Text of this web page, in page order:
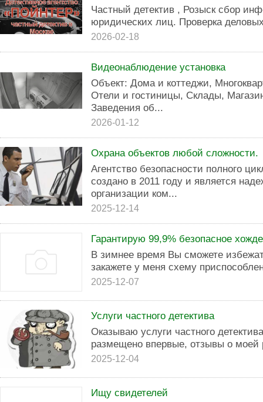
Частный детектив , Розыск сбор
юридических лиц. Проверка
2026-02-18
Видеонаблюдение установка
Объект: Дома и коттеджи,
Отели и гостиницы, Склады,
Заведения об...
2026-01-12
Охрана объектов любой сложности.
Агентство безопасности полного
создано в 2011 году и является
организации ком...
2025-12-14
Гарантирую 99,9% безопасное
В зимнее время Вы сможете
закажете у меня схему
2025-12-07
Услуги частного детектива
Оказываю услуги частного
размещено впервые, отзывы о моей
2025-12-04
Ищу свидетелей